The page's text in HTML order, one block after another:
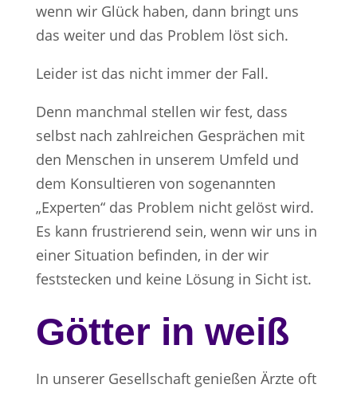
wenn wir Glück haben, dann bringt uns
das weiter und das Problem löst sich.
Leider ist das nicht immer der Fall.
Denn manchmal stellen wir fest, dass
selbst nach zahlreichen Gesprächen mit
den Menschen in unserem Umfeld und
dem Konsultieren von sogenannten
„Experten“ das Problem nicht gelöst wird.
Es kann frustrierend sein, wenn wir uns in
einer Situation befinden, in der wir
feststecken und keine Lösung in Sicht ist.
Götter in weiß
In unserer Gesellschaft genießen Ärzte oft